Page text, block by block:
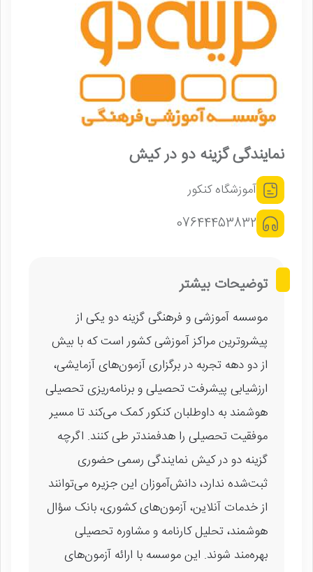
نمایندگی گزینه دو در کیش
آموزشگاه کنکور
07644453832
توضیحات بیشتر
موسسه آموزشی و فرهنگی گزینه دو یکی از
پیشروترین مراکز آموزشی کشور است که با بیش
از دو دهه تجربه در برگزاری آزمون‌های آزمایشی،
ارزشیابی پیشرفت تحصیلی و برنامه‌ریزی تحصیلی
هوشمند به داوطلبان کنکور کمک می‌کند تا مسیر
موفقیت تحصیلی را هدفمندتر طی کنند. اگرچه
گزینه دو در کیش نمایندگی رسمی حضوری
ثبت‌شده ندارد، دانش‌آموزان این جزیره می‌توانند
از خدمات آنلاین، آزمون‌های کشوری، بانک سؤال
هوشمند، تحلیل کارنامه و مشاوره تحصیلی
بهره‌مند شوند. این موسسه با ارائه آزمون‌های